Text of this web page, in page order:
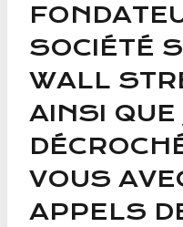
SOCIÉTÉ
WALL
AINSI QUE
VOUS
APPELS